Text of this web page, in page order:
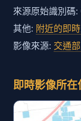
來源原始識別碼
其他: 附近的即
影像來源: 交通
即時影像所在